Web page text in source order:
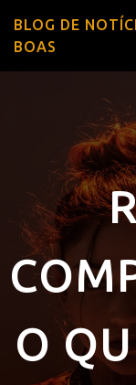
BLOG DE
BOAS
O